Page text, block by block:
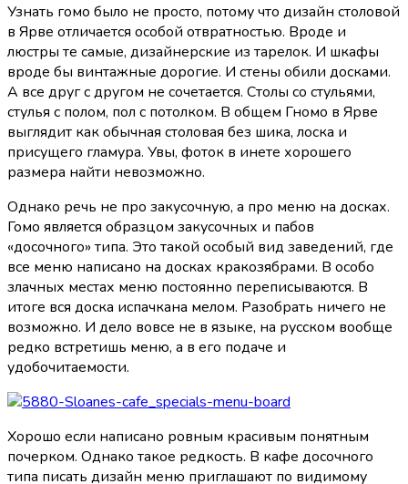
Узнать гомо было не просто, потому что дизайн столовой
в Ярве отличается особой отвратностью. Вроде и
люстры те самые, дизайнерские из тарелок. И шкафы
вроде бы винтажные дорогие. И стены обили досками.
А все друг с другом не сочетается. Столы со стульями,
стулья с полом, пол с потолком. В общем Гномо в Ярве
выглядит как обычная столовая без шика, лоска и
присущего гламура. Увы, фоток в инете хорошего
размера найти невозможно.
Однако речь не про закусочную, а про меню на досках.
Гомо является образцом закусочных и пабов
«досочного» типа. Это такой особый вид заведений, где
все меню написано на досках кракозябрами. В особо
злачных местах меню постоянно переписываются. В
итоге вся доска испачкана мелом. Разобрать ничего не
возможно. И дело вовсе не в языке, на русском вообще
редко встретишь меню, а в его подаче и
удобочитаемости.
Хорошо если написано ровным красивым понятным
почерком. Однако такое редкость. В кафе досочного
типа писать дизайн меню приглашают по видимому